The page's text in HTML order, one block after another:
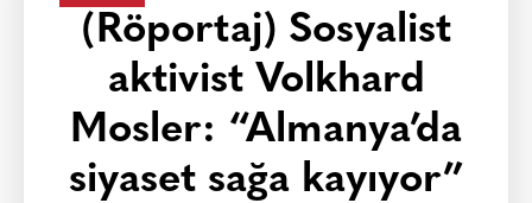
(Röportaj) Sosyalist
aktivist Volkhard
Mosler: “Almanya’da
siyaset sağa kayıyor”